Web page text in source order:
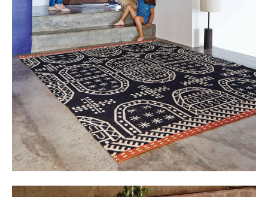
Doppelbetten
Einzelbetten
Stapelbetten
Kinderbetten
Nachttische & Bettzubehör
... alle Betten
Accessoires
Uhren